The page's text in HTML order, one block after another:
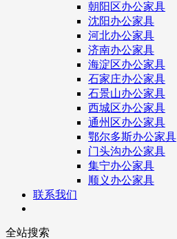
朝阳区办公家具
沈阳办公家具
河北办公家具
济南办公家具
海淀区办公家具
石家庄办公家具
石景山办公家具
西城区办公家具
通州区办公家具
鄂尔多斯办公家具
门头沟办公家具
集宁办公家具
顺义办公家具
联系我们
全站搜索